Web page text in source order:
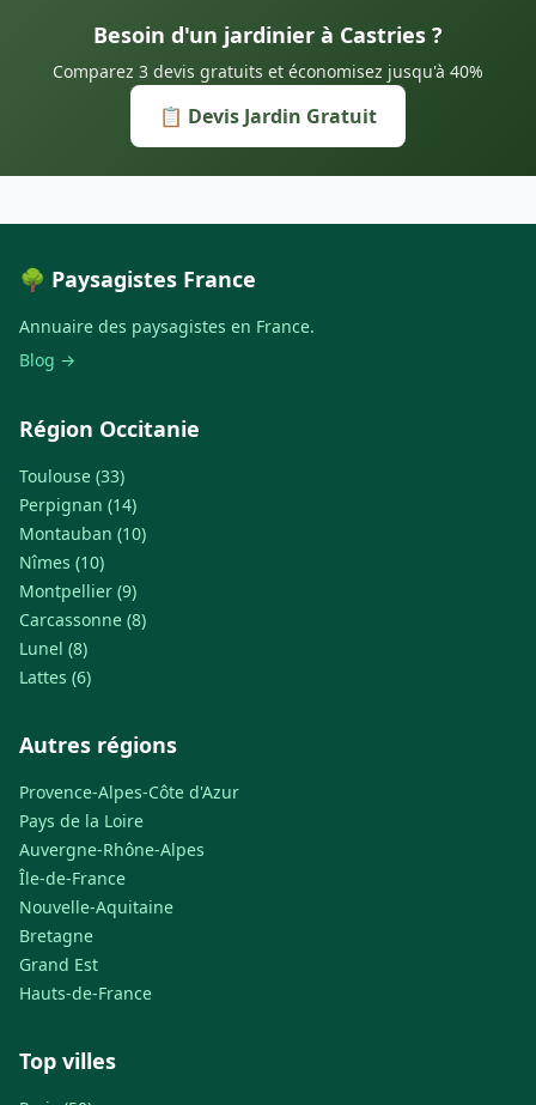
Besoin d'un jardinier à Castries ?
Comparez 3 devis gratuits et économisez jusqu'à 40%
📋 Devis Jardin Gratuit
🌳 Paysagistes France
Annuaire des paysagistes en France.
Blog →
Région Occitanie
Toulouse (33)
Perpignan (14)
Montauban (10)
Nîmes (10)
Montpellier (9)
Carcassonne (8)
Lunel (8)
Lattes (6)
Autres régions
Provence-Alpes-Côte d'Azur
Pays de la Loire
Auvergne-Rhône-Alpes
Île-de-France
Nouvelle-Aquitaine
Bretagne
Grand Est
Hauts-de-France
Top villes